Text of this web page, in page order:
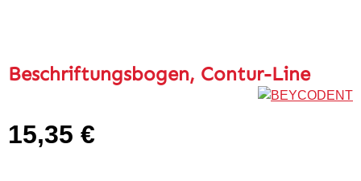
Beschriftungsbogen, Contur-Line
Regulärer Preis:
15,35 €